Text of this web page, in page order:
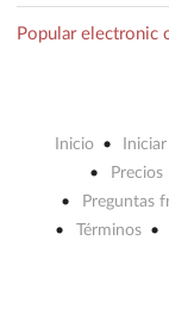
Popular electronic
Inicio
Precios
Preguntas
Términos